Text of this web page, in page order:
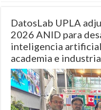
DatosLab UPLA
2026 ANID para
inteligencia
academia e industria